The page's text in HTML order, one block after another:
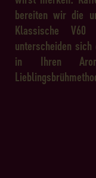
bereiten wir die
Klassische
unterscheiden sich
in Ihren